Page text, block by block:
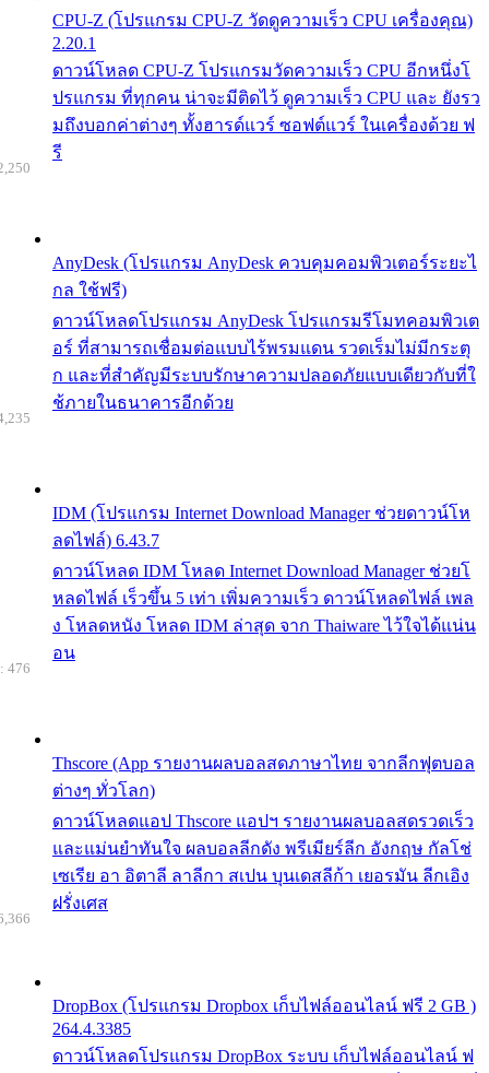
CPU-Z (โปรแกรม CPU-Z วัดดูความเร็ว CPU เครื่องคุณ)
2.20.1
ดาวน์โหลด CPU-Z โปรแกรมวัดความเร็ว CPU อีกหนึ่งโ
ปรแกรม ที่ทุกคน น่าจะมีติดไว้ ดูความเร็ว CPU และ ยังรว
มถึงบอกค่าต่างๆ ทั้งฮารด์แวร์ ซอฟต์แวร์ ในเครื่องด้วย ฟ
รี
AnyDesk (โปรแกรม AnyDesk ควบคุมคอมพิวเตอร์ระยะไ
กล ใช้ฟรี)
ดาวน์โหลดโปรแกรม AnyDesk โปรแกรมรีโมทคอมพิวเต
อร์ ที่สามารถเชื่อมต่อแบบไร้พรมแดน รวดเร็มไม่มีกระตุ
ก และที่สำคัญมีระบบรักษาความปลอดภัยแบบเดียวกับที่ใ
ช้ภายในธนาคารอีกด้วย
IDM (โปรแกรม Internet Download Manager ช่วยดาวน์โห
ลดไฟล์) 6.43.7
ดาวน์โหลด IDM โหลด Internet Download Manager ช่วยโ
หลดไฟล์ เร็วขึ้น 5 เท่า เพิ่มความเร็ว ดาวน์โหลดไฟล์ เพล
ง โหลดหนัง โหลด IDM ล่าสุด จาก Thaiware ไว้ใจได้แน่น
อน
Thscore (App รายงานผลบอลสดภาษาไทย จากลีกฟุตบอล
ต่างๆ ทั่วโลก)
ดาวน์โหลดแอป Thscore แอปฯ รายงานผลบอลสดรวดเร็ว
และแม่นยำทันใจ ผลบอลลีกดัง พรีเมียร์ลีก อังกฤษ กัลโช่
เซเรีย อา อิตาลี ลาลีกา สเปน บุนเดสลีก้า เยอรมัน ลีกเอิง
ฝรั่งเศส
476
DropBox (โปรแกรม Dropbox เก็บไฟล์ออนไลน์ ฟรี 2 GB )
264.4.3385
ดาวน์โหลดโปรแกรม DropBox ระบบ เก็บไฟล์ออนไลน์ ฟ